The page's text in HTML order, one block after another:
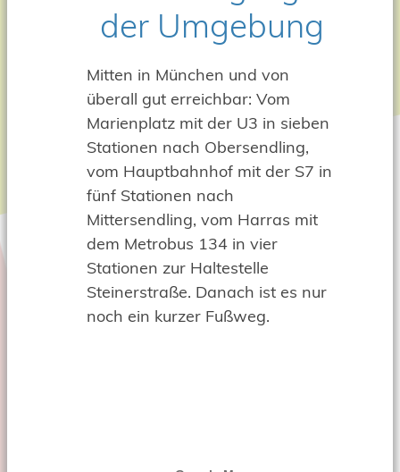
der Umgebung
Mitten in München und von
überall gut erreichbar: Vom
Marienplatz mit der U3 in sieben
Stationen nach Obersendling,
vom Hauptbahnhof mit der S7 in
fünf Stationen nach
Mittersendling, vom Harras mit
dem Metrobus 134 in vier
Stationen zur Haltestelle
Steinerstraße. Danach ist es nur
noch ein kurzer Fußweg.